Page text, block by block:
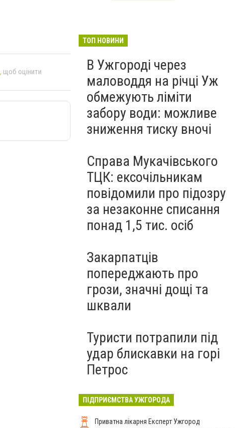
, щоб оцінити
ТОП НОВИНИ
В Ужгороді через
маловоддя на річці Уж
обмежують ліміти
забору води: можливе
зниження тиску вночі
Справа Мукачівського
ТЦК: ексочільникам
повідомили про підозру
за незаконне списання
понад 1,5 тис. осіб
Закарпатців
попереджають про
грози, значні дощі та
шквали
Туристи потрапили під
удар блискавки на горі
Петрос
ПІДПРИЄМСТВА УЖГОРОДА
Приватна лікарня Експерт Ужгород